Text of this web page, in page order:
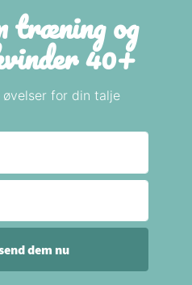
træning og
40+
for din talje
dem nu